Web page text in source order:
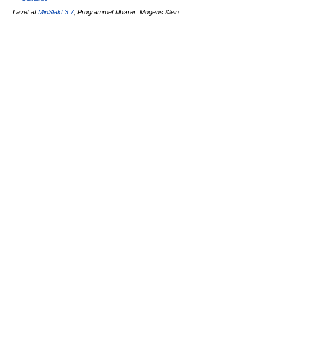
Lavet afMinSläkt 3.7, Programmet tilhører: Mogens Klein